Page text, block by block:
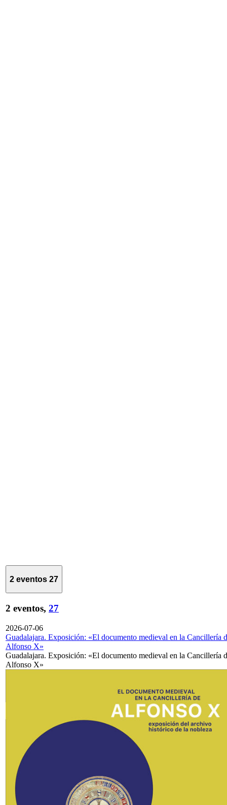
2 eventos 27
2 eventos, 27
2026-07-06
Guadalajara. Exposición: «El documento medieval en la Cancillería
Alfonso X»
Guadalajara. Exposición: «El documento medieval en la Cancillería
Alfonso X»